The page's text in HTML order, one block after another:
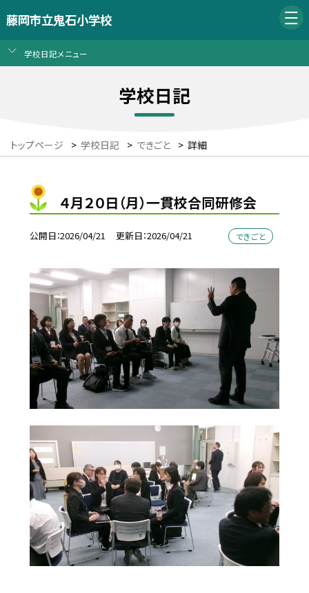
藤岡市立鬼石小学校
学校日記メニュー
学校日記
トップページ > 学校日記 > できごと > 詳細
４月２０日（月）一貫校合同研修会
公開日 2026/04/21 更新日 2026/04/21 できごと